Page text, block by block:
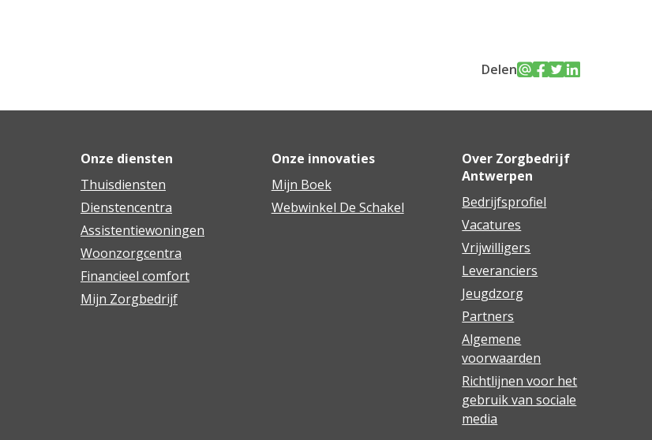
Delen
Onze diensten
Thuisdiensten
Dienstencentra
Assistentiewoningen
Woonzorgcentra
Financieel comfort
Mijn Zorgbedrijf
Onze innovaties
Mijn Boek
Webwinkel De Schakel
Over Zorgbedrijf
Antwerpen
Bedrijfsprofiel
Vacatures
Vrijwilligers
Leveranciers
Jeugdzorg
Partners
Algemene
voorwaarden
Richtlijnen voor het
gebruik van sociale
media